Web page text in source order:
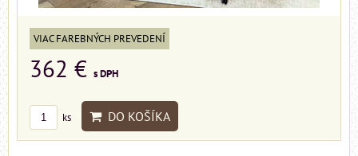
VIAC FAREBNÝCH PREVEDENÍ
362 € s DPH
ks DO KOŠÍKA